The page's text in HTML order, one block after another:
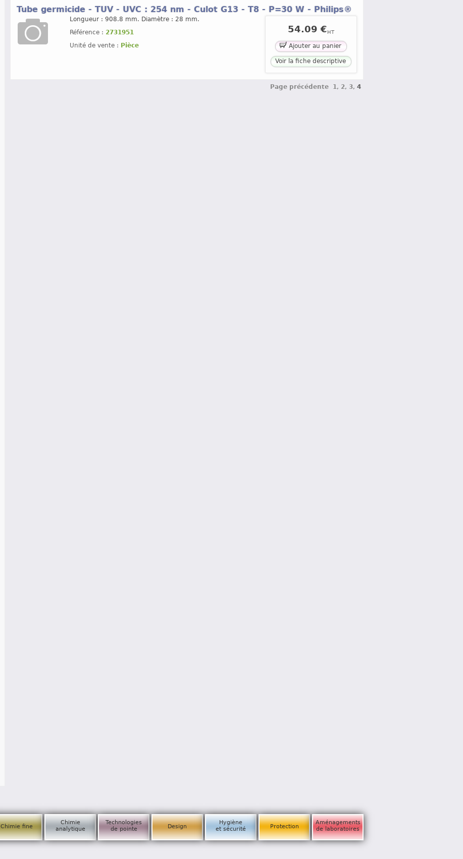
Tube germicide - TUV - UVC : 254 nm - Culot G13 - T8 - P=30 W - Philips®
Longueur : 908.8 mm. Diamètre : 28 mm.
Référence : 2731951
Unité de vente : Pièce
54.09 €HT
Ajouter au panier
Voir la fiche descriptive
Page précédente 1, 2, 3, 4
Chimie fine
Chimie
analytique
Technologies
de pointe
Design
Hygiène
et sécurité
Protection
Aménagements
de laboratoires